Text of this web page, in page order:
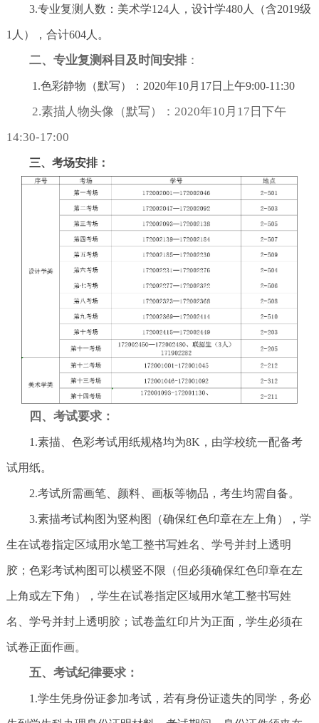
3.专业复测人数：美术学124人，设计学480人（含2019级
1人），合计604人。
二、专业复测科目及时间安排：
1.色彩静物（默写）：2020年10月17日上午9:00-11:30
2.素描人物头像（默写）：2020年10月17日下午
14:30-17:00
三、考场安排：
四、考试要求：
1.素描、色彩考试用纸规格均为8K，由学校统一配备考
试用纸。
2.考试所需画笔、颜料、画板等物品，考生均需自备。
3.素描考试构图为竖构图（确保红色印章在左上角），学
生在试卷指定区域用水笔工整书写姓名、学号并封上透明
胶；色彩考试构图可以横竖不限（但必须确保红色印章在左
上角或左下角），学生在试卷指定区域用水笔工整书写姓
名、学号并封上透明胶；试卷盖红印片为正面，学生必须在
试卷正面作画。
五、考试纪律要求：
1.学生凭身份证参加考试，若有身份证遗失的同学，务必